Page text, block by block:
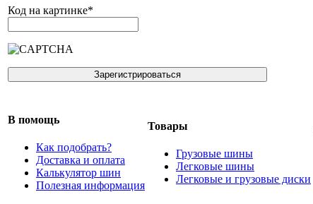
Код на картинке*
В помощь
Как подобрать?
Доставка и оплата
Калькулятор шин
Полезная информация
Товары
Грузовые шины
Легковые шины
Легковые и грузовые диски